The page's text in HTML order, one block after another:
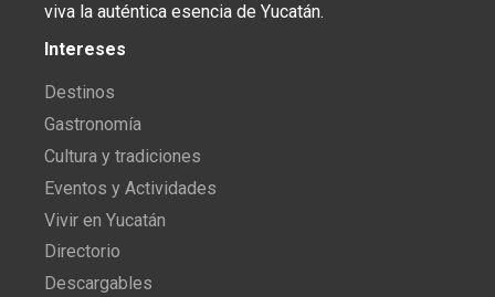
viva la auténtica esencia de Yucatán.
Intereses
Destinos
Gastronomía
Cultura y tradiciones
Eventos y Actividades
Vivir en Yucatán
Directorio
Descargables